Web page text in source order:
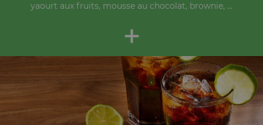
yaourt aux fruits, mousse au chocolat, brownie, ...
+